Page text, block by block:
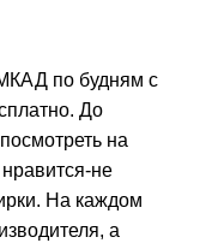
по будням с
До
на
не
На каждом
а